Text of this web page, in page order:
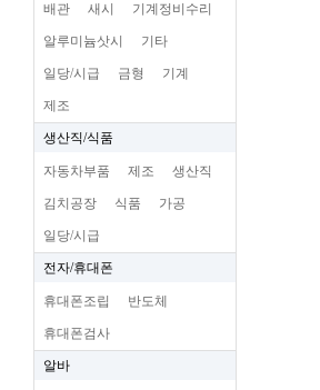
배관 새시 기계정비수리
알루미늄삿시 기타
일당/시급 금형 기계
제조
생산직/식품
자동차부품 제조 생산직
김치공장 식품 가공
일당/시급
전자/휴대폰
휴대폰조립 반도체
휴대폰검사
알바